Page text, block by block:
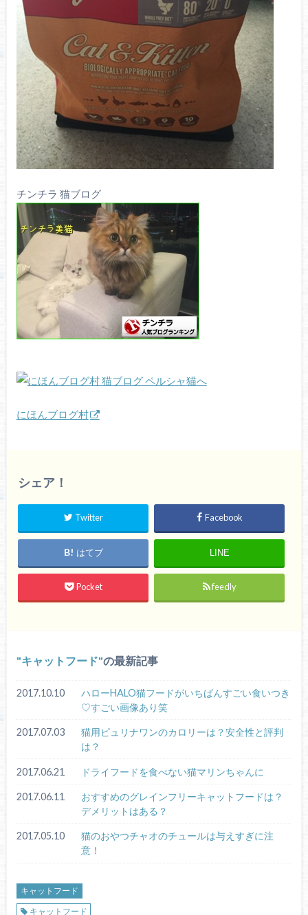
チンチラ 猫ブログ
にほんブログ村
シェア！
Twitter Facebook
はてブ LINE
Pocket feedly
キャットフード の最新記事
2017.10.10
ハローHALO猫フードがいちばんすごい食いつき
♡すごい画像あり笑
2017.07.03
猫用ピュリナワンのカロリーは？安全性と評判
は？
2017.06.21 ドライフードを食べない猫マリンちゃんに
2017.06.11
おすすめのグレインフリーキャットフードは？
デメリットはある？
2017.05.10
猫のおやつチャオのチュールは与えすぎに注
意！
キャットフード
キャットフード